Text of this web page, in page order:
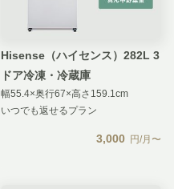
Hisense（ハイセンス）282L 3
ドア冷凍・冷蔵庫
幅55.4×奥行67×高さ159.1cm
いつでも返せるプラン
3,000 円/月〜